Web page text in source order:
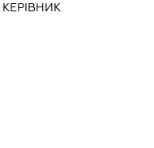
КЕРІВНИК